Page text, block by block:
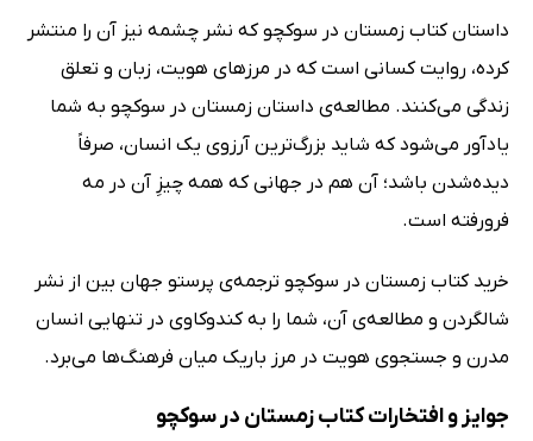
داستان کتاب زمستان در سوکچو که نشر چشمه نیز آن را منتشر
کرده، روایت کسانی است که در مرزهای هویت، زبان و تعلق
زندگی می‌کنند. مطالعه‌ی داستان زمستان در سوکچو به شما
یادآور می‌شود که شاید بزرگ‌ترین آرزوی یک انسان، صرفاً
دیده‌شدن باشد؛ آن هم در جهانی که همه‌ چیزِ آن در مه
فرورفته است.
خرید کتاب زمستان در سوکچو ترجمه‌ی پرستو جهان بین از نشر
شالگردن و مطالعه‌ی آن، شما را به کندوکاوی در تنهایی انسان
مدرن و جستجوی هویت در مرز باریک میان فرهنگ‌ها می‌برد.
جوایز و افتخارات کتاب زمستان در سوکچو